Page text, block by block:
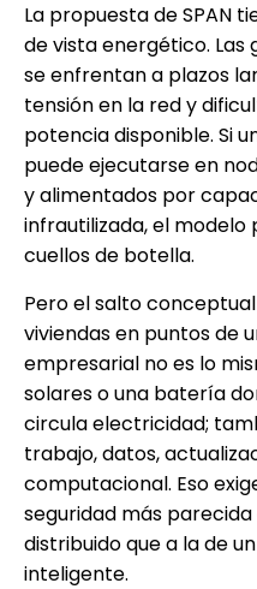
La propuesta de SPAN
de vista energético. Las
se enfrentan a plazos
tensión en la red y
potencia disponible. Si
puede ejecutarse en
y alimentados por
infrautilizada, el modelo
cuellos de botella.
Pero el salto
viviendas en puntos de
empresarial no es lo
solares o una batería
circula electricidad;
trabajo, datos,
computacional. Eso
seguridad más
distribuido que a la de
inteligente.